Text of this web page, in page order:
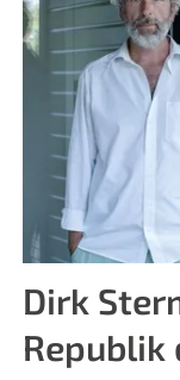
Dirk
Republik